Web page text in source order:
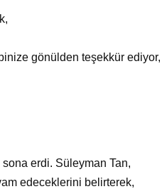
gönülden teşekkür ediyor,
sona erdi. Süleyman Tan,
edeceklerini belirterek,